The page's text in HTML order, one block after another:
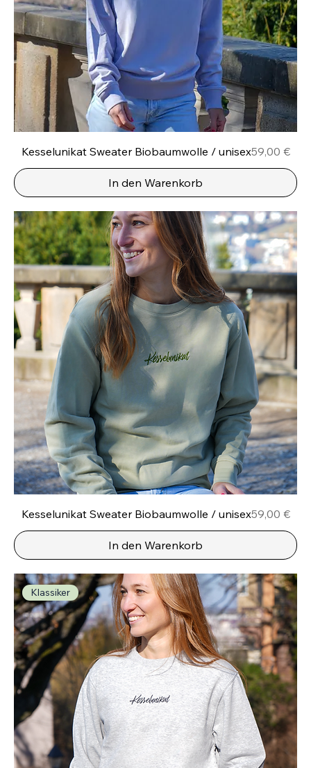
Kesselunikat Sweater Biobaumwolle / unisexPreis
59,00 €
In den Warenkorb
Kesselunikat Sweater Biobaumwolle / unisexPreis
59,00 €
In den Warenkorb
Klassiker